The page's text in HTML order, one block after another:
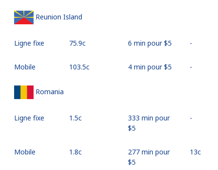
Reunion Island
Ligne fixe ⁦75.9c⁩ 6 min pour ⁦$5⁩ -
Mobile ⁦103.5c⁩ 4 min pour ⁦$5⁩ -
Romania
Ligne fixe ⁦1.5c⁩
333 min pour
⁦$5⁩
-
Mobile ⁦1.8c⁩
277 min pour
⁦$5⁩
⁦13c⁩